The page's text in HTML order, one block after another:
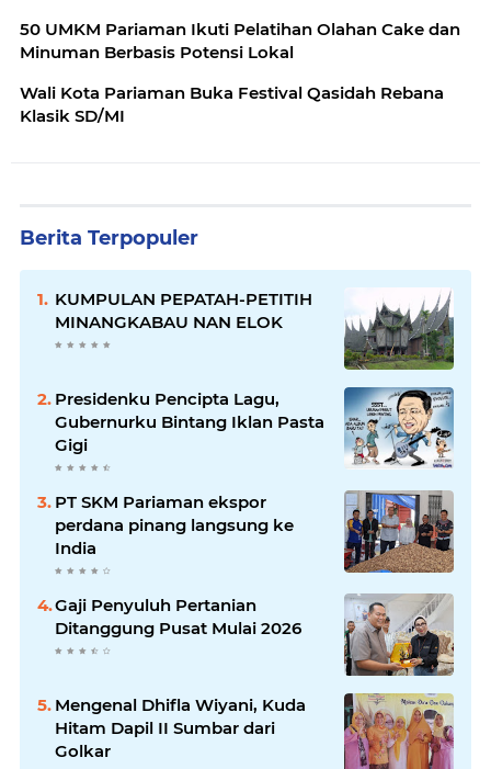
50 UMKM Pariaman Ikuti Pelatihan Olahan Cake dan
Minuman Berbasis Potensi Lokal
Wali Kota Pariaman Buka Festival Qasidah Rebana
Klasik SD/MI
Berita Terpopuler
KUMPULAN PEPATAH-PETITIH
MINANGKABAU NAN ELOK
Presidenku Pencipta Lagu,
Gubernurku Bintang Iklan Pasta
Gigi
PT SKM Pariaman ekspor
perdana pinang langsung ke
India
Gaji Penyuluh Pertanian
Ditanggung Pusat Mulai 2026
Mengenal Dhifla Wiyani, Kuda
Hitam Dapil II Sumbar dari
Golkar